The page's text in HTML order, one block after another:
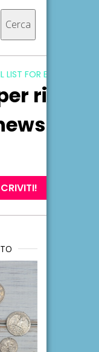
Cerca
FOR EXCLUSIVE